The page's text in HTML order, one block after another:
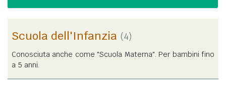
Scuola dell'Infanzia (4)
Conosciuta anche come "Scuola Materna". Per bambini fino
a 5 anni.